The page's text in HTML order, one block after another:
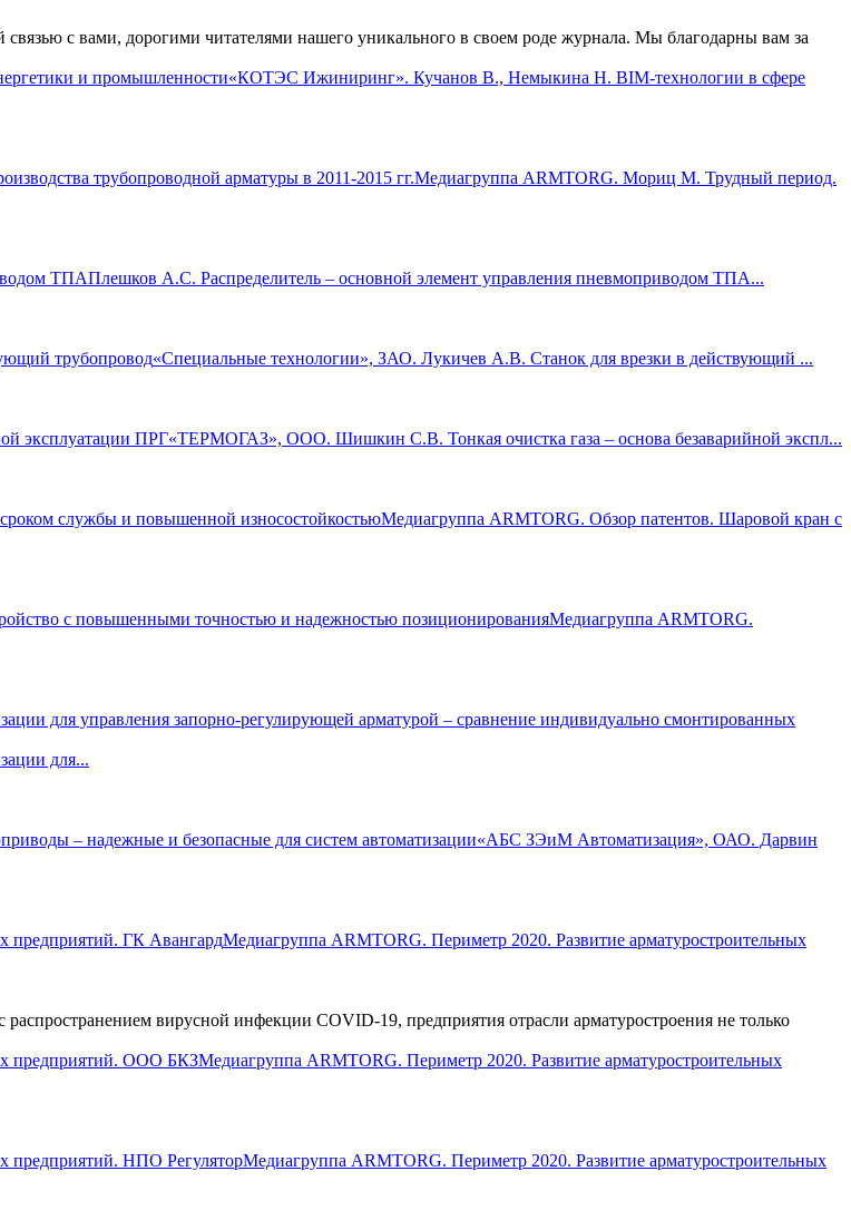
с вами, дорогими читателями нашего уникального в своем роде журнала. Мы благодарны вам за
«КОТЭС Ижиниринг». Кучанов В., Немыкина Н. BIM-технологии в сфере
Медиагруппа ARMTORG. Мориц М. Трудный период.
Плешков А.С. Распределитель – основной элемент управления пневмоприводом ТПА...
«Специальные технологии», ЗАО. Лукичев А.В. Станок для врезки в действующий ...
«ТЕРМОГАЗ», ООО. Шишкин С.В. Тонкая очистка газа – основа безаварийной экспл...
Медиагруппа ARMTORG. Обзор патентов. Шаровой кран с
Медиагруппа ARMTORG.
для...
«АБС ЗЭиМ Автоматизация», ОАО. Дарвин
Медиагруппа ARMTORG. Периметр 2020. Развитие арматуростроительных
вирусной инфекции COVID-19, предприятия отрасли арматуростроения не только
Медиагруппа ARMTORG. Периметр 2020. Развитие арматуростроительных
Медиагруппа ARMTORG. Периметр 2020. Развитие арматуростроительных